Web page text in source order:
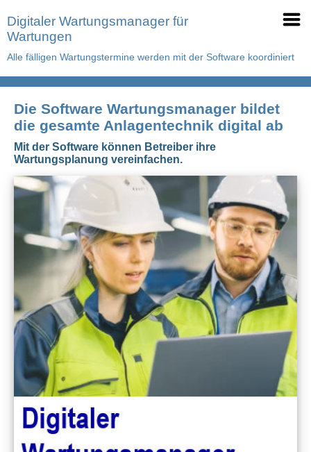
Digitaler Wartungsmanager für
Wartungen
Alle fälligen Wartungstermine werden mit der Software koordiniert
Die Software Wartungsmanager bildet
die gesamte Anlagentechnik digital ab
Mit der Software können Betreiber ihre
Wartungsplanung vereinfachen.